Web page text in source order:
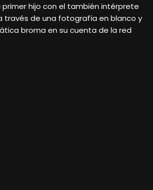
hijo con el también intérprete
través de una fotografía en blanco y
broma en su cuenta de la red